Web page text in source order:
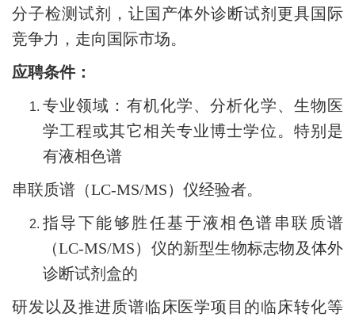
分子检测试剂，让国产体外诊断试剂更具国际
竞争力，走向国际市场。
应聘条件：
专业领域：有机化学、分析化学、生物医
学工程或其它相关专业博士学位。特别是
有液相色谱
串联质谱（LC-MS/MS）仪经验者。
指导下能够胜任基于液相色谱串联质谱
（LC-MS/MS）仪的新型生物标志物及体外
诊断试剂盒的
研发以及推进质谱临床医学项目的临床转化等